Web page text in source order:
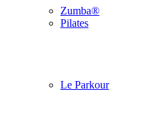
Zumba®
Pilates
Le Parkour